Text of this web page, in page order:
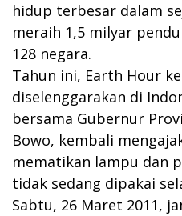
hidup terbesar dalam
meraih 1,5 milyar
128 negara.
Tahun ini, Earth Hour
diselenggarakan di
bersama Gubernur
Bowo, kembali
mematikan lampu dan
tidak sedang dipakai
Sabtu, 26 Maret 2011,